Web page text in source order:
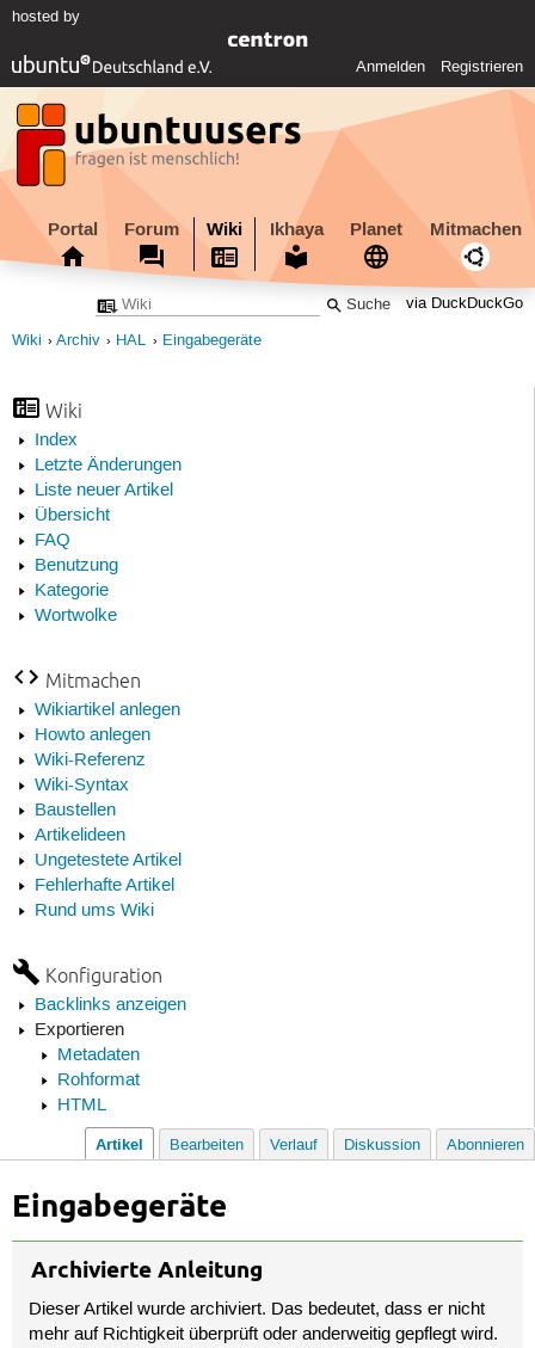
hosted by
Anmelden Registrieren
Portal Forum Wiki Ikhaya Planet Mitmachen
via DuckDuckGo
Wiki Archiv HAL Eingabegeräte
Wiki
Index
Letzte Änderungen
Liste neuer Artikel
Übersicht
FAQ
Benutzung
Kategorie
Wortwolke
Mitmachen
Wikiartikel anlegen
Howto anlegen
Wiki-Referenz
Wiki-Syntax
Baustellen
Artikelideen
Ungetestete Artikel
Fehlerhafte Artikel
Rund ums Wiki
Konfiguration
Backlinks anzeigen
Exportieren
Metadaten
Rohformat
HTML
Artikel Bearbeiten Verlauf Diskussion Abonnieren
Eingabegeräte
Archivierte Anleitung
Dieser Artikel wurde archiviert. Das bedeutet, dass er nicht
mehr auf Richtigkeit überprüft oder anderweitig gepflegt wird.